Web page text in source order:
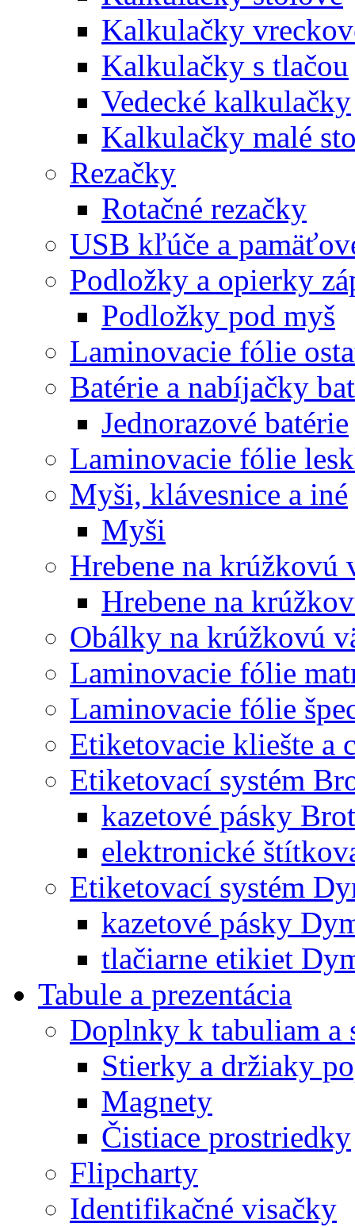
Kalkulačky
Kalkulačky s tlačou
Vedecké kalkulačky
Kalkulačky malé
Rezačky
Rotačné rezačky
USB kľúče a
Podložky a opierky
Podložky pod myš
Laminovacie fólie
Batérie a nabíjačky
Jednorazové batérie
Laminovacie fólie
Myši, klávesnice a iné
Myši
Hrebene na krúžkovú
Hrebene na
Obálky na krúžkovú
Laminovacie fólie
Laminovacie fólie
Etiketovacie kliešte a
Etiketovací systém
kazetové pásky
elektronické
Etiketovací systém
kazetové pásky
tlačiarne etikiet
Tabule a prezentácia
Doplnky k tabuliam a
Stierky a držiaky
Magnety
Čistiace prostriedky
Flipcharty
Identifikačné visačky